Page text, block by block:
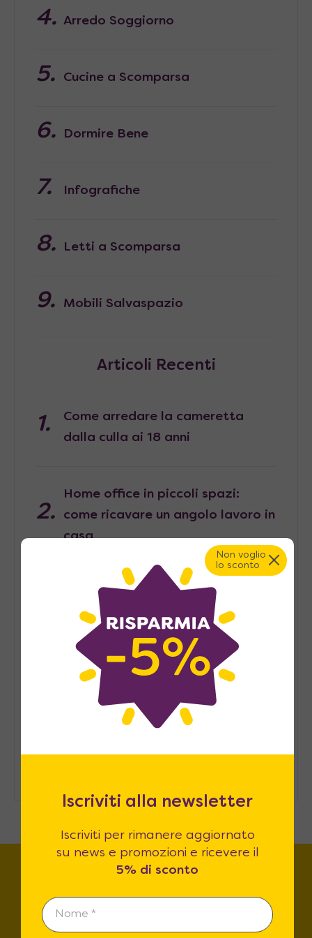
Arredo Soggiorno
Cucine a Scomparsa
Dormire Bene
Infografiche
Letti a Scomparsa
Mobili Salvaspazio
Articoli Recenti
Come arredare la cameretta
dalla culla ai 18 anni
Home office in piccoli spazi:
come ricavare un angolo lavoro in
casa
Pied-à-terre, consigli per
arredarlo
Arredare casa in modo
sostenibile: consigli pratici
Trova lo store più vicino a
Non voglio
lo sconto
Iscriviti alla newsletter
Iscriviti per rimanere aggiornato
su news e promozioni e ricevere il
5% di sconto